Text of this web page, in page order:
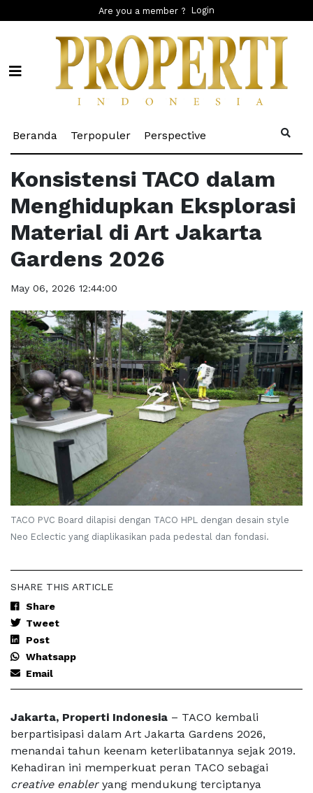
Are you a member ? Login
Beranda (current)
Terpopuler(current)
Perspective
Konsistensi TACO dalam
Menghidupkan Eksplorasi
Material di Art Jakarta
Gardens 2026
May 06, 2026 12:44:00
TACO PVC Board dilapisi dengan TACO HPL dengan desain style
Neo Eclectic yang diaplikasikan pada pedestal dan fondasi.
SHARE THIS ARTICLE
Share
Tweet
Post
Whatsapp
Email
Jakarta, Properti Indonesia – TACO kembali
berpartisipasi dalam Art Jakarta Gardens 2026,
menandai tahun keenam keterlibatannya sejak 2019.
Kehadiran ini memperkuat peran TACO sebagai
creative enableryang mendukung terciptanya